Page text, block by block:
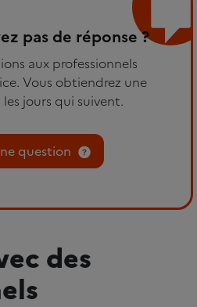
pas de réponse ?
aux professionnels
Vous obtiendrez une
jours qui suivent.
question
des